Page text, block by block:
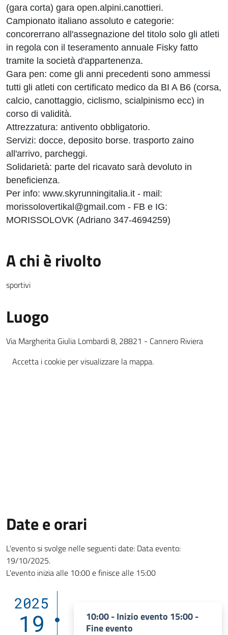
(gara corta) gara open.alpini.canottieri.
Campionato italiano assoluto e categorie:
concorerrano all'assegnazione del titolo solo gli atleti
in regola con il teseramento annuale Fisky fatto
tramite la società d'appartenenza.
Gara pen: come gli anni precedenti sono ammessi
tutti gli atleti con certificato medico da BI A B6 (corsa,
calcio, canottaggio, ciclismo, scialpinismo ecc) in
corso di validità.
Attrezzatura: antivento obbligatorio.
Servizi: docce, deposito borse. trasporto zaino
all'arrivo, parcheggi.
Solidarietà: parte del ricavato sarà devoluto in
beneficienza.
Per info: www.skyrunningitalia.it - mail:
morissolovertikal@gmail.com - FB e IG:
MORISSOLOVK (Adriano 347-4694259)
A chi è rivolto
sportivi
Luogo
Via Margherita Giulia Lombardi 8, 28821 - Cannero Riviera
Accetta i cookie per visualizzare la mappa.
Date e orari
L'evento si svolge nelle seguenti date: Data evento:
19/10/2025.
L'evento inizia alle 10:00 e finisce alle 15:00
2025
19
10:00 - Inizio evento 15:00 -
Fine evento